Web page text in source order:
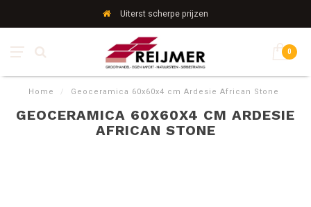
Uiterst scherpe prijzen
0
Home / Geoceramica 60x60x4 cm Ardesie African Stone
GEOCERAMICA 60X60X4 CM ARDESIE
AFRICAN STONE